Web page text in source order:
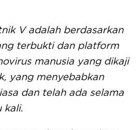
V adalah berdasarkan
terbukti dan platform
manusia yang dikaji
yang menyebabkan
dan telah ada selama
kali.